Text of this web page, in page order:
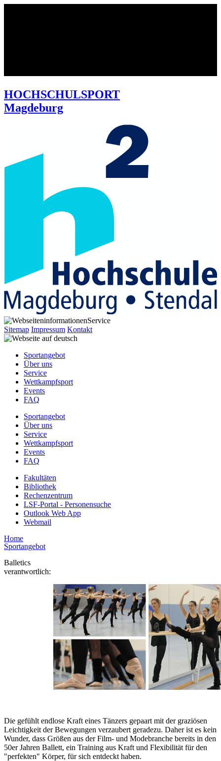
HOCHSCHULSPORT
Magdeburg
Service
Sitemap Impressum Kontakt
Sportangebot
Über uns
Service
Wettkampfsport
Events
FAQ
Sportangebot
Über uns
Service
Wettkampfsport
Events
FAQ
Fakultäten
Bibliothek
Rechenzentrum
LSF-Portal - Personensuche
Outlook Web App
Webmail
Home
Sportangebot
Balletics
verantwortlich:
Die gefühlt endlose Kraft eines Tänzers gepaart mit der graziösen
Leichtigkeit der Bewegungen verzaubert geradezu. Daher ist es kein
Wunder, dass Größen aus der Film- und Modebranche bereits in den
50er Jahren Ballett, ein Training aus Kraft und Flexibilität für den
"perfekten" Körper, für sich entdeckt haben.